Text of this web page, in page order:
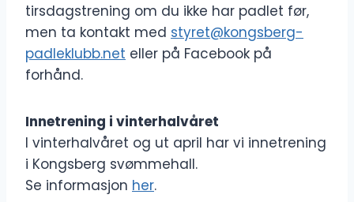
tirsdagstrening om du ikke har padlet før,
men ta kontakt med styret@kongsberg-
padleklubb.net eller på Facebook på
forhånd.
Innetrening i vinterhalvåret
I vinterhalvåret og ut april har vi innetrening
i Kongsberg svømmehall.
Se informasjon her.